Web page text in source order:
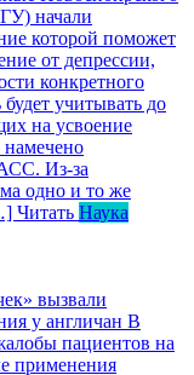
начали
которой поможет
от депрессии,
конкретного
учитывать до
на усвоение
Из-за
одно и то же
Читать Наука
вызвали
у англичан В
пациентов на
применения